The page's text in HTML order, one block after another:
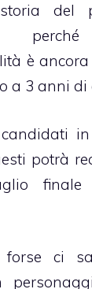
del
è
a 3 anni di
potrà
finale
forse ci